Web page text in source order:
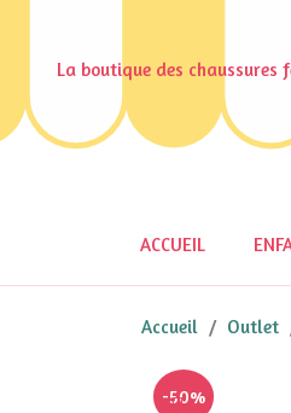
La boutique des chaussures
ACCUEIL
Accueil Outlet
-50%